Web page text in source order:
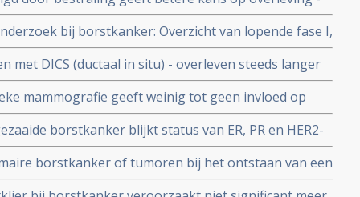
vooral bij hormoongevoelige borstkanker blijkt uit
bij borstkanker: Overzicht van lopende fase I,
en Europa.
met DICS (ductaal in situ) - overleven steeds langer
blijkt uit grote langjarige
mammografie geeft weinig tot geen invloed op
blijkt uit groot onderzoek van WHO in landen die
toe gingen passen, zoals bv. Nederland en
borstkanker blijkt status van ER, PR en HER2-
en ook vaak te veranderen en vereist soms nieuwe
studie. Artikel geplaatst 12 mei 2010
borstkanker of tumoren bij het ontstaan van een
kunnen een andere receptor status